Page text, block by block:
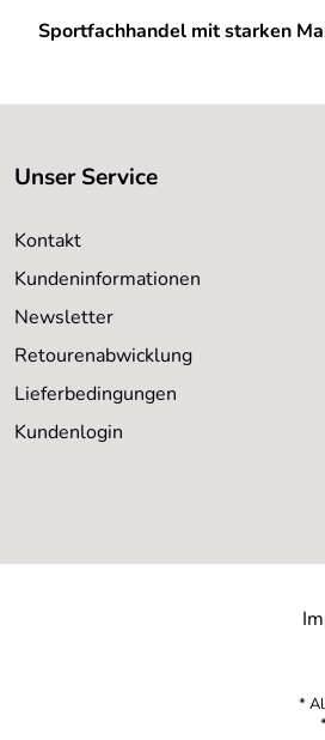
Sportfachhandel mit starken
Unser Service
Kontakt
Kundeninformationen
Newsletter
Retourenabwicklung
Lieferbedingungen
Kundenlogin
*